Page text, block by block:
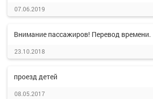
07.06.2019
Внимание пассажиров! Перевод времени.
23.10.2018
проезд детей
08.05.2017